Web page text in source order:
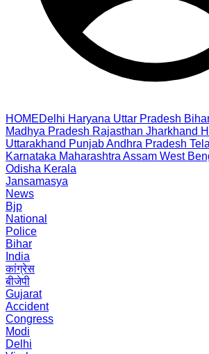
HOMEDelhi Haryana Uttar Pradesh
Madhya Pradesh Rajasthan Jharkhand
Uttarakhand PunjabAndhra Pradesh
Karnataka Maharashtra Assam West
Odisha Kerala
Jansamasya
News
Bjp
National
Police
Bihar
India
कांग्रेस
बीजेपी
Gujarat
Accident
Congress
Modi
Delhi